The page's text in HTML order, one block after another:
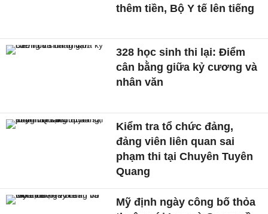
thêm tiền, Bộ Y tế lên tiếng
328 học sinh thi lại: Điểm
cân bằng giữa kỷ cương và
nhân văn
Kiểm tra tổ chức đảng,
đảng viên liên quan sai
phạm thi tại Chuyên Tuyên
Quang
Mỹ định ngày công bố thỏa